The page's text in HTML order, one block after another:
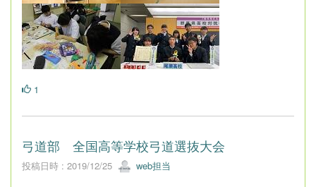
1
弓道部 全国高等学校弓道選抜大会
投稿日時 : 2019/12/25 web担当